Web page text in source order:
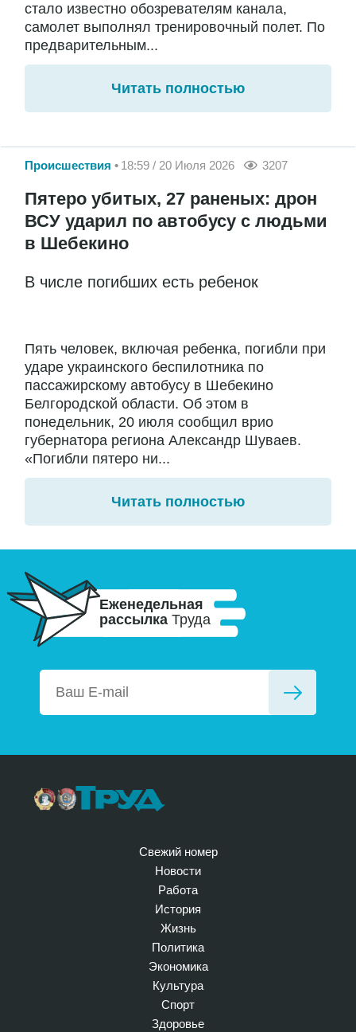
стало известно обозревателям канала,
самолет выполнял тренировочный полет. По
предварительным...
Читать полностью
Происшествия 18:59 / 20 Июля 2026 3207
Пятеро убитых, 27 раненых: дрон
ВСУ ударил по автобусу с людьми
в Шебекино
В числе погибших есть ребенок
Пять человек, включая ребенка, погибли при
ударе украинского беспилотника по
пассажирскому автобусу в Шебекино
Белгородской области. Об этом в
понедельник, 20 июля сообщил врио
губернатора региона Александр Шуваев.
«Погибли пятеро ни...
Читать полностью
Еженедельная
рассылка Труда
Свежий номер
Новости
Работа
История
Жизнь
Политика
Экономика
Культура
Спорт
Здоровье